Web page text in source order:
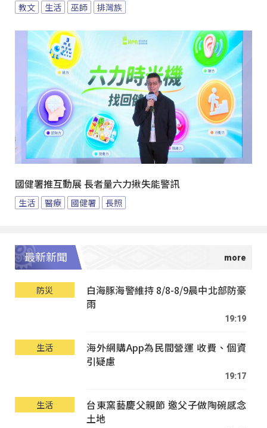
教文 生活 巫師 排灣族
國健署推互動展 長者量六力揪失能警訊
生活 醫療 國健署 長照
最新新聞
防災
白海豚海警維持 8/8-8/9晨中北部防豪
雨
19:19
生活
海外網購App為民間營運 收費、個資
引疑慮
19:17
生活
台東窯藝慶父親節 邀父子做陶碗感念
土地